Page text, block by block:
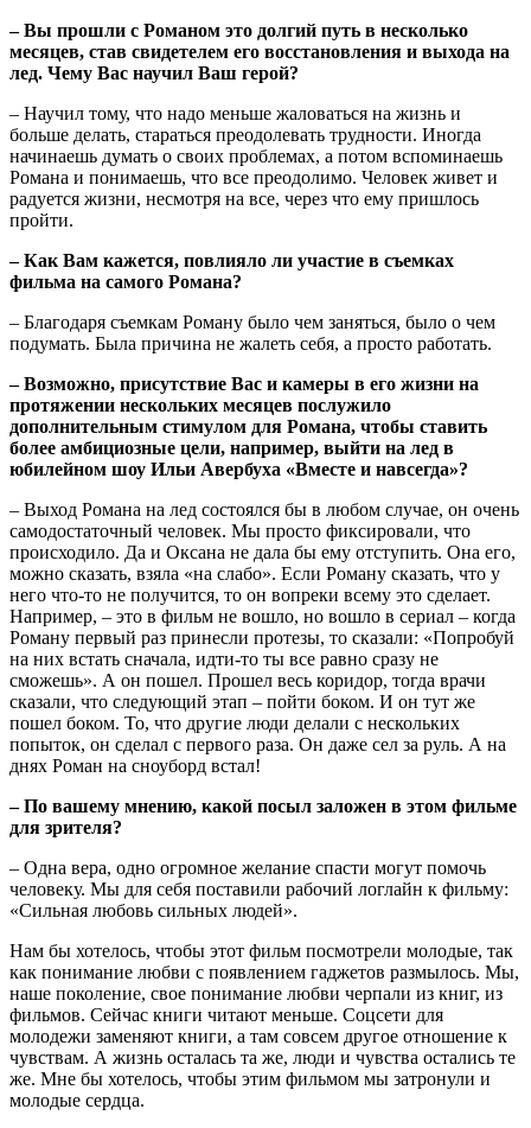
– Вы прошли с Романом это долгий путь в несколько
месяцев, став свидетелем его восстановления и выхода на
лед. Чему Вас научил Ваш герой?
– Научил тому, что надо меньше жаловаться на жизнь и
больше делать, стараться преодолевать трудности. Иногда
начинаешь думать о своих проблемах, а потом вспоминаешь
Романа и понимаешь, что все преодолимо. Человек живет и
радуется жизни, несмотря на все, через что ему пришлось
пройти.
– Как Вам кажется, повлияло ли участие в съемках
фильма на самого Романа?
– Благодаря съемкам Роману было чем заняться, было о чем
подумать. Была причина не жалеть себя, а просто работать.
– Возможно, присутствие Вас и камеры в его жизни на
протяжении нескольких месяцев послужило
дополнительным стимулом для Романа, чтобы ставить
более амбициозные цели, например, выйти на лед в
юбилейном шоу Ильи Авербуха «Вместе и навсегда»?
– Выход Романа на лед состоялся бы в любом случае, он очень
самодостаточный человек. Мы просто фиксировали, что
происходило. Да и Оксана не дала бы ему отступить. Она его,
можно сказать, взяла «на слабо». Если Роману сказать, что у
него что-то не получится, то он вопреки всему это сделает.
Например, – это в фильм не вошло, но вошло в сериал – когда
Роману первый раз принесли протезы, то сказали: «Попробуй
на них встать сначала, идти-то ты все равно сразу не
сможешь». А он пошел. Прошел весь коридор, тогда врачи
сказали, что следующий этап – пойти боком. И он тут же
пошел боком. То, что другие люди делали с нескольких
попыток, он сделал с первого раза. Он даже сел за руль. А на
днях Роман на сноуборд встал!
– По вашему мнению, какой посыл заложен в этом фильме
для зрителя?
– Одна вера, одно огромное желание спасти могут помочь
человеку. Мы для себя поставили рабочий логлайн к фильму:
«Сильная любовь сильных людей».
Нам бы хотелось, чтобы этот фильм посмотрели молодые, так
как понимание любви с появлением гаджетов размылось. Мы,
наше поколение, свое понимание любви черпали из книг, из
фильмов. Сейчас книги читают меньше. Соцсети для
молодежи заменяют книги, а там совсем другое отношение к
чувствам. А жизнь осталась та же, люди и чувства остались те
же. Мне бы хотелось, чтобы этим фильмом мы затронули и
молодые сердца.